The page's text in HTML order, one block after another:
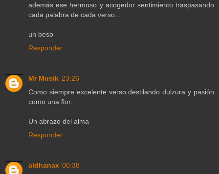
además ese hermoso y acogedor sentimiento traspasando
cada palabra de cada verso...
un beso
Responder
Mr Musik 23:26
Como siempre excelente verso destilando dulzura y pasión
como una flor.
Un abrazo del alma
Responder
aldhanax 00:38